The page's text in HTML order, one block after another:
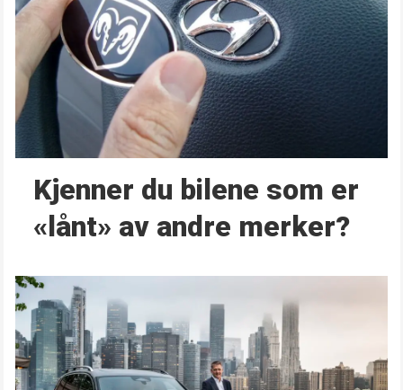
Kjenner du bilene som er
«lånt» av andre merker?